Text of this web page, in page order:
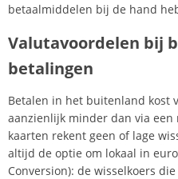
betaalmiddelen bij de hand
Valutavoordelen bij
betalingen
Betalen in het buitenland kost
aanzienlijk minder dan via een
kaarten rekent geen of lage
altijd de optie om lokaal in
Conversion): de wisselkoers